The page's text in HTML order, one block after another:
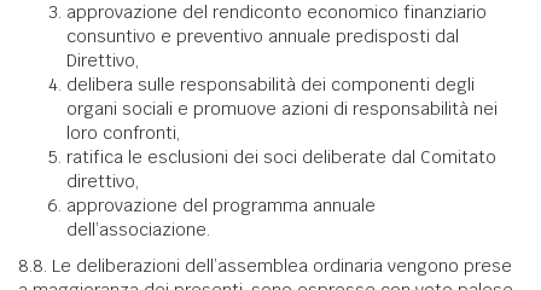
approvazione del rendiconto economico finanziario
consuntivo e preventivo annuale predisposti dal
Direttivo,
delibera sulle responsabilità dei componenti degli
organi sociali e promuove azioni di responsabilità nei
loro confronti,
ratifica le esclusioni dei soci deliberate dal Comitato
direttivo,
approvazione del programma annuale
dell’associazione.
8.8. Le deliberazioni dell’assemblea ordinaria vengono prese